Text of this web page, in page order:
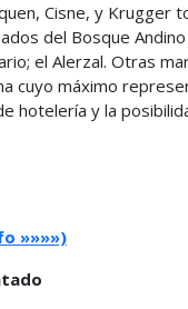
Cisne, y
del Bosque
el Alerzal. Otras
cuyo máximo
hotelería y la
»»»»)